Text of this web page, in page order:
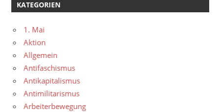
KATEGORIEN
1. Mai
Aktion
Allgemein
Antifaschismus
Antikapitalismus
Antimilitarismus
Arbeiterbewegung